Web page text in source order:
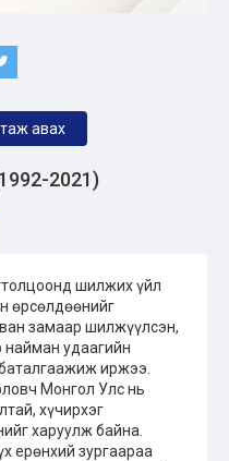
авах
2021)
шилжих үйл
өрсөлдөөнийг
замаар шилжүүлсэн,
найман удаагийн
иржээ.
Монгол Улс нь
хүчирхэг
харуулж байна.
ерөнхий зургаараа